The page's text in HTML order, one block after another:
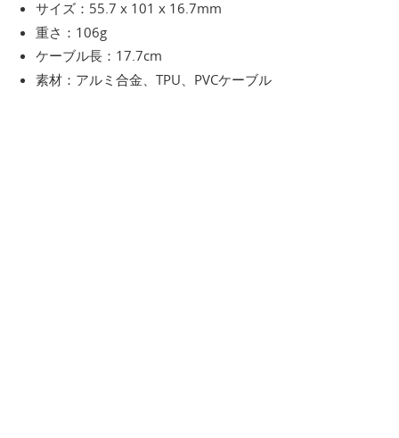
サイズ：55.7 x 101 x 16.7mm
重さ：106g
ケーブル長：17.7cm
素材：アルミ合金、TPU、PVCケーブル